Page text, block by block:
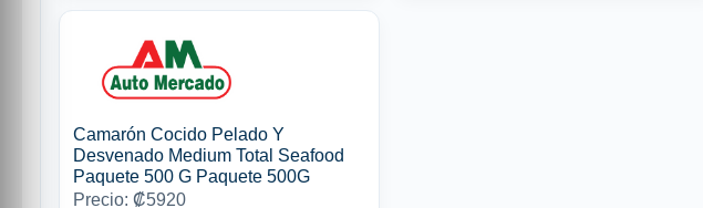
Camarón Cocido Pelado Y
Desvenado Medium Total Seafood
Paquete 500 G Paquete 500G
Precio: ₡5920